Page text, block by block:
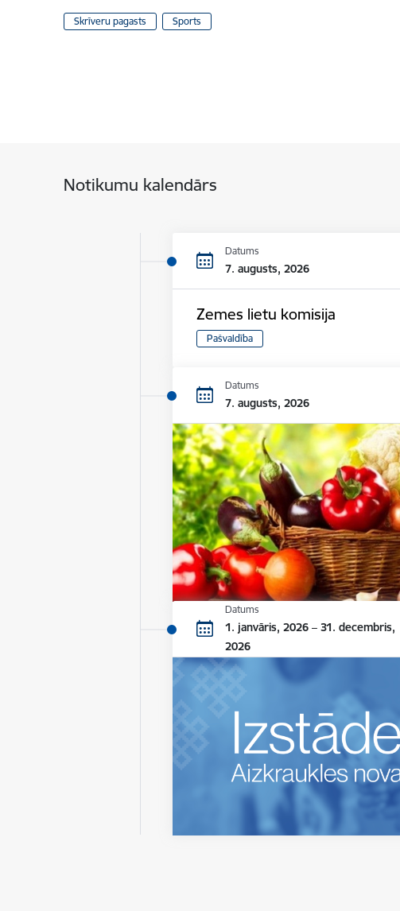
Skrīveru pagasts Sports
Notikumu kalendārs
Datums
7. augusts, 2026
Zemes lietu komisija
Pašvaldība
Datums
7. augusts, 2026
Datums
1. janvāris, 2026 – 31. decembris,
2026